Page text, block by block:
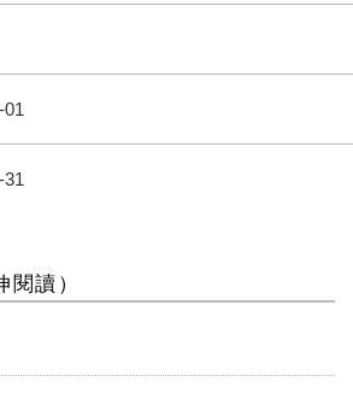
01
31
閱讀）